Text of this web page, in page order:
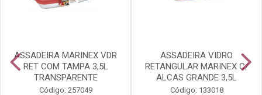
ASSADEIRA MARINEX VDR
RET COM TAMPA 3,5L
TRANSPARENTE
Código: 257049
ASSADEIRA VIDRO
RETANGULAR MARINEX C/
ALCAS GRANDE 3,5L
Código: 133018